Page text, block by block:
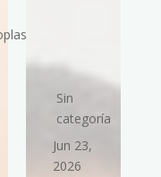
Sin
categoría
Jun 23,
2026